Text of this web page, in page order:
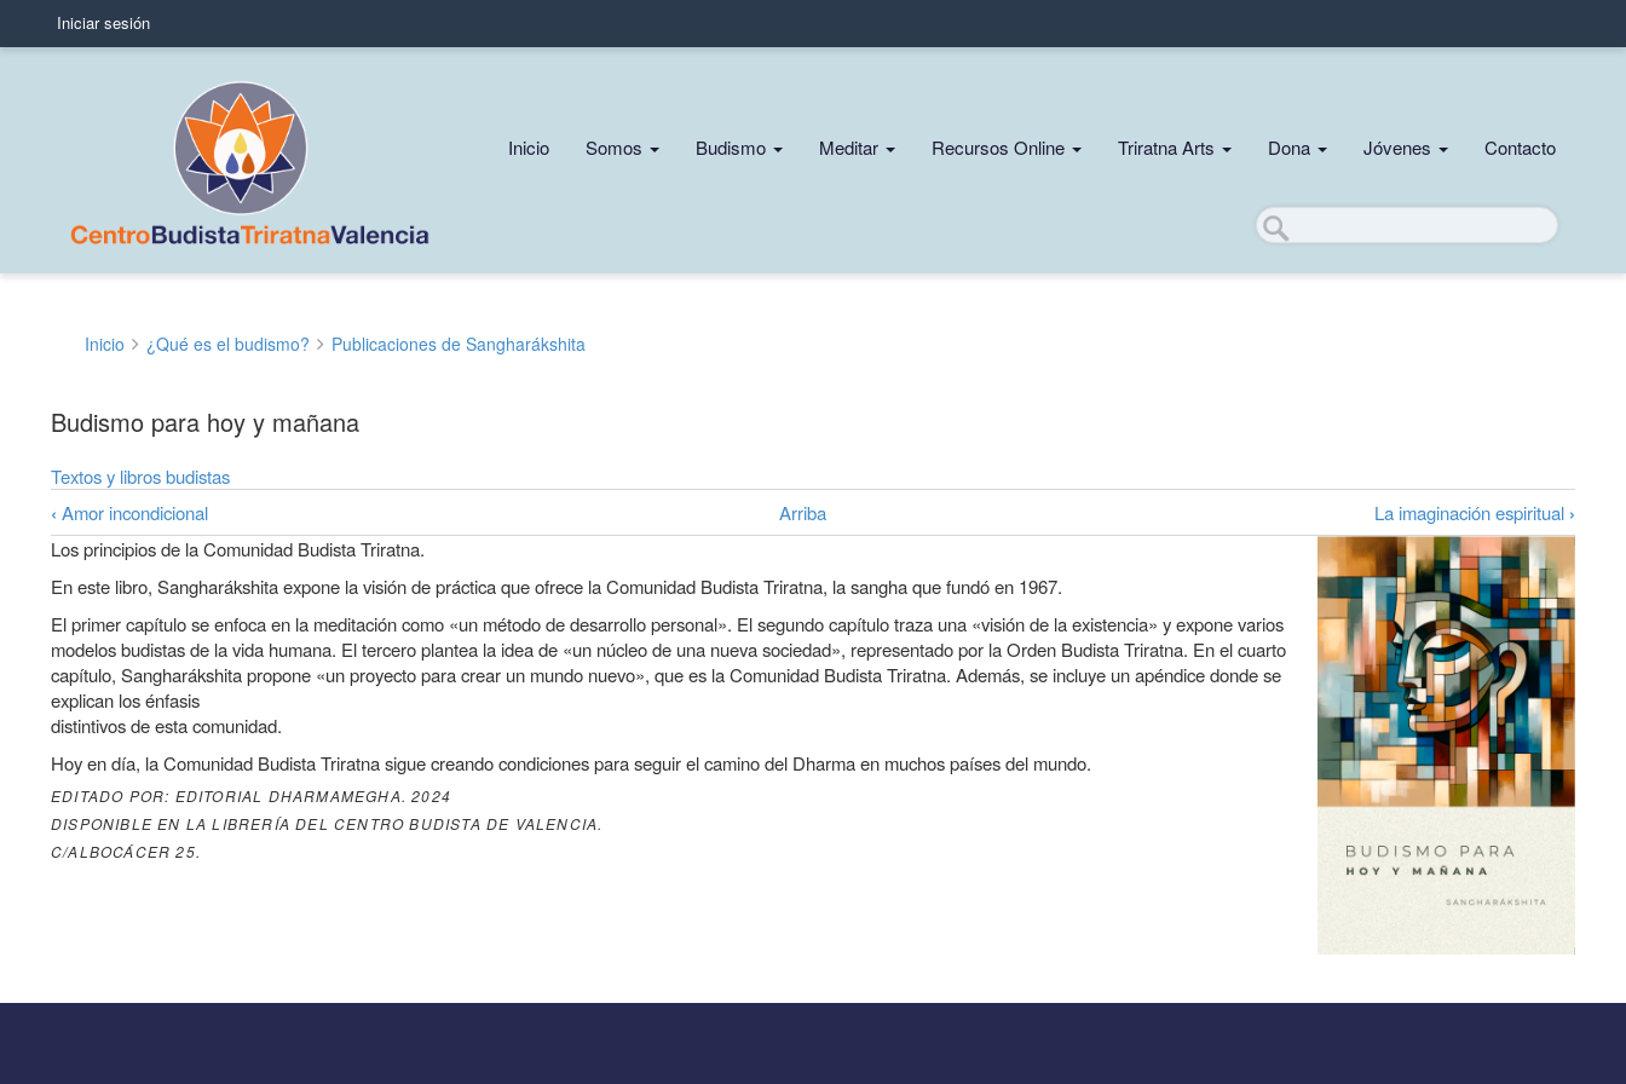
User
Iniciar sesión
Main
Inicio Somos Budismo Meditar Recursos Online Triratna Arts Dona Jóvenes Contacto
Buscar
enlaces
ayuda
a
la
navegación
Inicio ¿Qué es el budismo? Publicaciones de Sangharákshita
Budismo para hoy y mañana
Textos y libros budistas
Enlaces
transversales
de
Book
para
Budismo
para
hoy
y
mañana
‹ Amor incondicional Arriba La imaginación espiritual ›
Los principios de la Comunidad Budista Triratna.
En este libro, Sangharákshita expone la visión de práctica que ofrece la Comunidad Budista Triratna, la sangha que fundó en 1967.
El primer capítulo se enfoca en la meditación como «un método de desarrollo personal». El segundo capítulo traza una «visión de la existencia» y expone varios
modelos budistas de la vida humana. El tercero plantea la idea de «un núcleo de una nueva sociedad», representado por la Orden Budista Triratna. En el cuarto
capítulo, Sangharákshita propone «un proyecto para crear un mundo nuevo», que es la Comunidad Budista Triratna. Además, se incluye un apéndice donde se
explican los énfasis
distintivos de esta comunidad.
Hoy en día, la Comunidad Budista Triratna sigue creando condiciones para seguir el camino del Dharma en muchos países del mundo.
EDITADO POR: EDITORIAL DHARMAMEGHA. 2024
DISPONIBLE EN LA LIBRERÍA DEL CENTRO BUDISTA DE VALENCIA.
C/ALBOCÁCER 25.